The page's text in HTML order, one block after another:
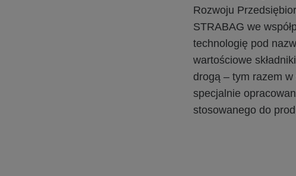
Rozwoju
STRABAG we
technologię pod
wartościowe
drogą – tym razem w
specjalnie
stosowanego do